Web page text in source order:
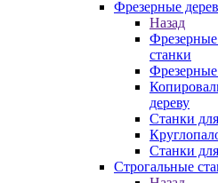
Фрезерные
Назад
станки
Фрезерные
дереву
Станки
Станки
Строгальные